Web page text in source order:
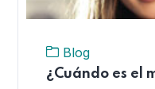
Blog
¿Cuándo es el